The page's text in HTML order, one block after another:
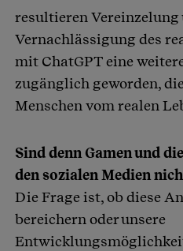
resultieren Vereinzelung
Vernachlässigung des
mit ChatGPT eine
zugänglich geworden,
Menschen vom realen
Sind denn Gamen und
den sozialen Medien
Die Frage ist, ob diese
bereichern oder unsere